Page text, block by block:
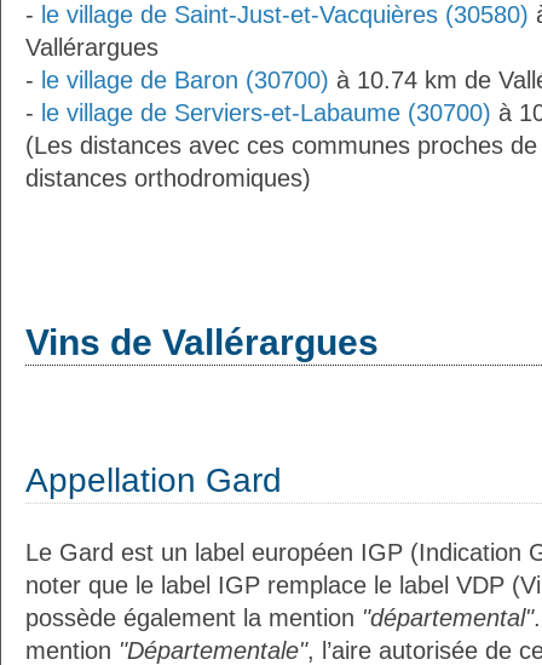
- le village de Saint-Just-et-Vacquières (30580)
Vallérargues
- le village de Baron (30700) à 10.74 km de
- le village de Serviers-et-Labaume (30700) à
(Les distances avec ces communes proches
distances orthodromiques)
Vins de Vallérargues
Appellation Gard
Le Gard est un label européen IGP (Indication
noter que le label IGP remplace le label VDP
possède également la mention "départemental"
mention "Départementale", l’aire autorisée de